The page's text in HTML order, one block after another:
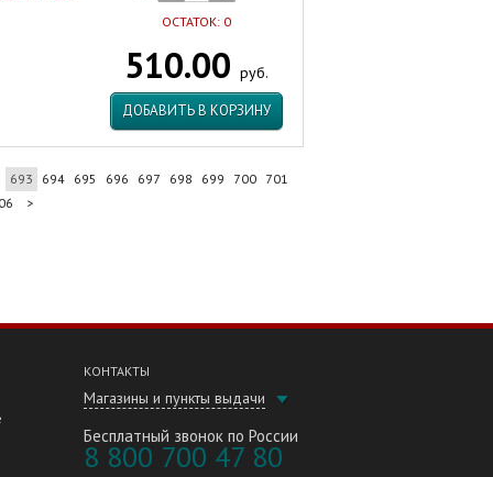
ОСТАТОК: 0
510.00 руб.
ДОБАВИТЬ В КОРЗИНУ
693 694 695 696 697 698 699 700 701
>
КОНТАКТЫ
Магазины и пункты выдачи
Бесплатный звонок по России
8 800 700 47 80